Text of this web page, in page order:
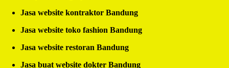
Jasa website kontraktor Bandung
Jasa website toko fashion Bandung
Jasa website restoran Bandung
Jasa buat website dokter Bandung